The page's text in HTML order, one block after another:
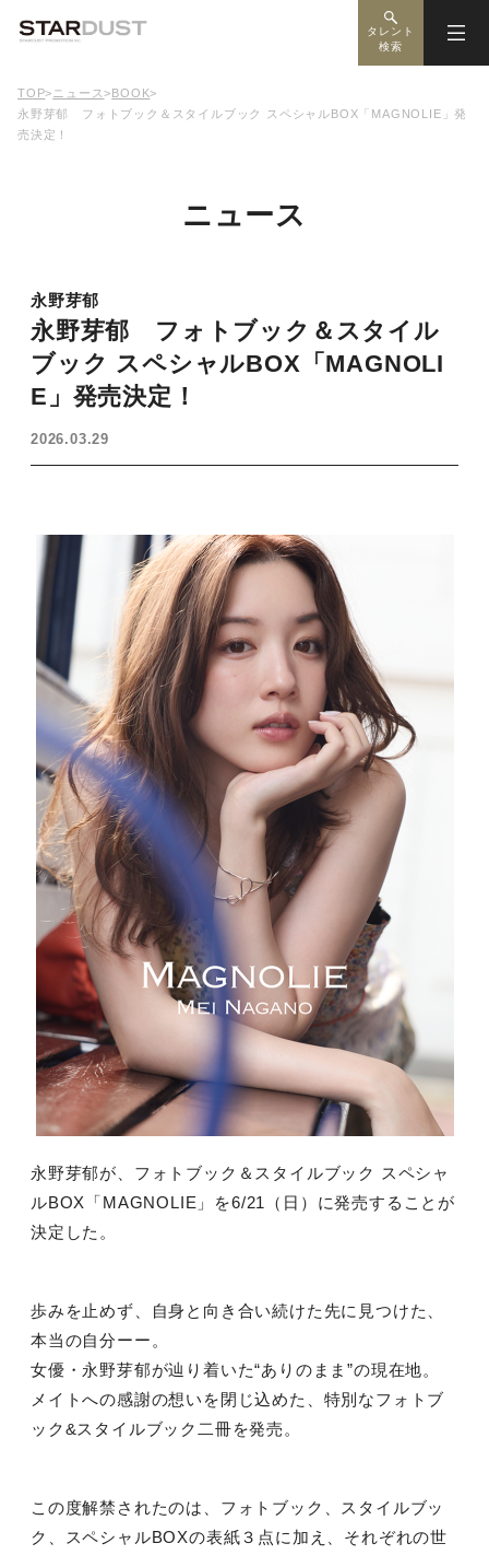
タレント
検索
TOP> ニュース>BOOK>
永野芽郁 フォトブック＆スタイルブック スペシャルBOX「MAGNOLIE」発
売決定！
ニュース
永野芽郁
永野芽郁 フォトブック＆スタイル
ブック スペシャルBOX「MAGNOLI
E」発売決定！
2026.03.29
永野芽郁が、フォトブック＆スタイルブック スペシャ
ルBOX「MAGNOLIE」を6/21（日）に発売することが
決定した。
歩みを止めず、自身と向き合い続けた先に見つけた、
本当の自分ーー。
女優・永野芽郁が辿り着いた“ありのまま”の現在地。
メイトへの感謝の想いを閉じ込めた、特別なフォトブ
ック&スタイルブック二冊を発売。
この度解禁されたのは、フォトブック、スタイルブッ
ク、スペシャルBOXの表紙３点に加え、それぞれの世